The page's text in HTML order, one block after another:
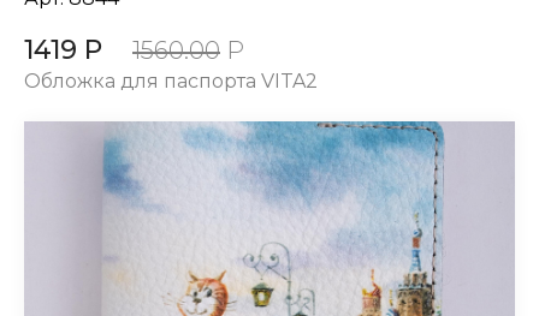
1419 Р 1560.00 Р
Обложка для паспорта VITA2